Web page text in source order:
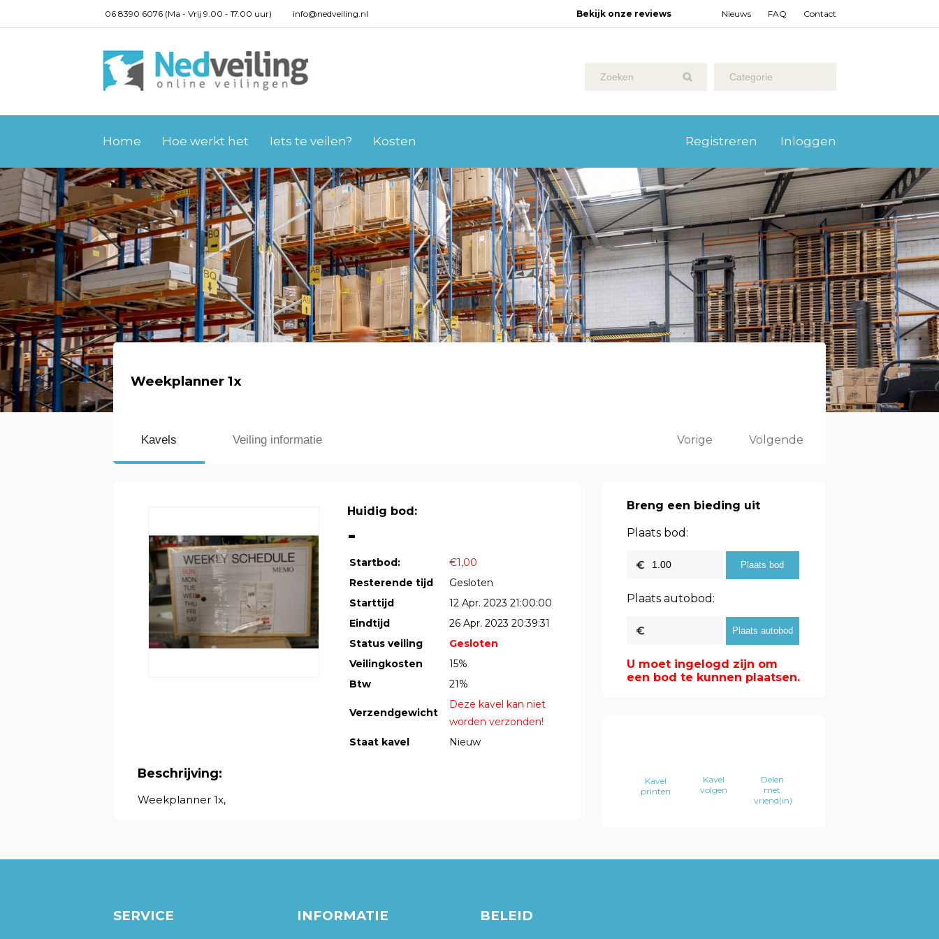
06 8390 6076 (Ma - Vrij 9.00 - 17.00 uur) info@nedveiling.nl Contact
FAQ
Nieuws
Bekijk onze reviews
Categorie
Home Hoe werkt het Iets te veilen? Kosten Inloggen
Registreren
Weekplanner 1x
Kavels Veiling informatie Vorige Volgende
Huidig bod:
-
Startbod:
€1,00
Resterende tijd
Gesloten
Starttijd
12 Apr. 2023 21:00:00
Eindtijd
26 Apr. 2023 20:39:31
Status veiling
Gesloten
Veilingkosten
15%
Btw
21%
Verzendgewicht
Deze kavel kan niet
worden verzonden!
Staat kavel
Nieuw
Beschrijving:
Weekplanner 1x,
Breng een bieding uit
Plaats bod:
Plaats autobod:
U moet ingelogd zijn om
een bod te kunnen plaatsen.
Kavel
printen
Kavel
volgen
Delen
met
vriend(in)
SERVICE INFORMATIE BELEID